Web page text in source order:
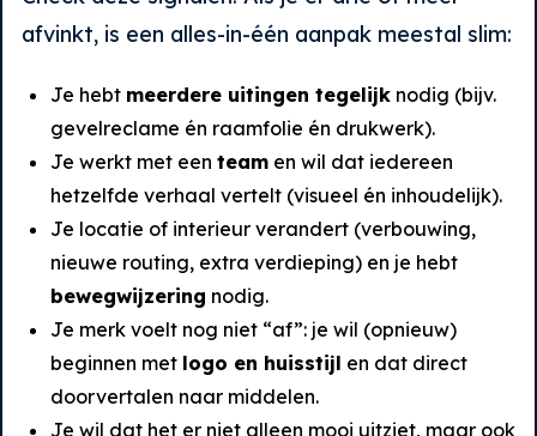
afvinkt, is een alles-in-één aanpak meestal slim:
Je hebt meerdere uitingen tegelijk nodig (bijv.
gevelreclame én raamfolie én drukwerk).
Je werkt met een team en wil dat iedereen
hetzelfde verhaal vertelt (visueel én inhoudelijk).
Je locatie of interieur verandert (verbouwing,
nieuwe routing, extra verdieping) en je hebt
bewegwijzering nodig.
Je merk voelt nog niet “af”: je wil (opnieuw)
beginnen met logo en huisstijl en dat direct
doorvertalen naar middelen.
Je wil dat het er niet alleen mooi uitziet, maar ook